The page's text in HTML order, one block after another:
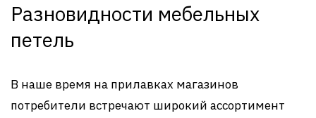
Разновидности мебельных
петель
В наше время на прилавках магазинов
потребители встречают широкий ассортимент